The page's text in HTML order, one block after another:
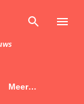
Meer…